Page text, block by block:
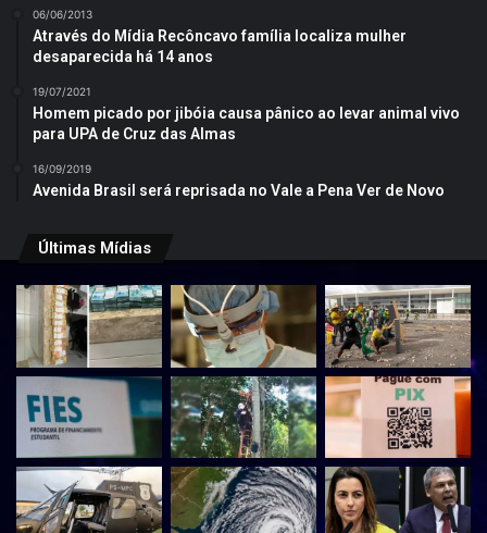
06/06/2013
Através do Mídia Recôncavo família localiza mulher
desaparecida há 14 anos
19/07/2021
Homem picado por jibóia causa pânico ao levar animal vivo
para UPA de Cruz das Almas
16/09/2019
Avenida Brasil será reprisada no Vale a Pena Ver de Novo
Últimas Mídias